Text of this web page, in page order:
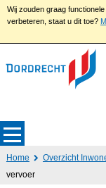
Wij zouden graag
verbeteren, staat u dit toe?
Home Overzicht
vervoer